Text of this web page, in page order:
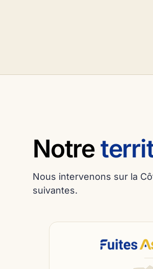
Notre
Nous intervenons sur la
suivantes.